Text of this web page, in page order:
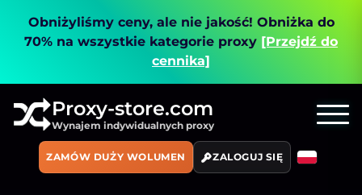
Obniżyliśmy ceny, ale nie jakość! Obniżka do
70% na wszystkie kategorie proxy [Przejdź do
cennika]
Proxy-store.com
Wynajem indywidualnych proxy
ZAMÓW DUŻY WOLUMEN ZALOGUJ SIĘ